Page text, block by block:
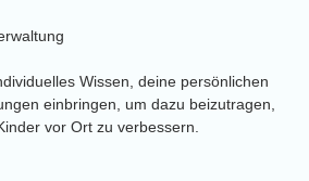
Wissen, deine persönlichen
einbringen, um dazu beizutragen,
vor Ort zu verbessern.